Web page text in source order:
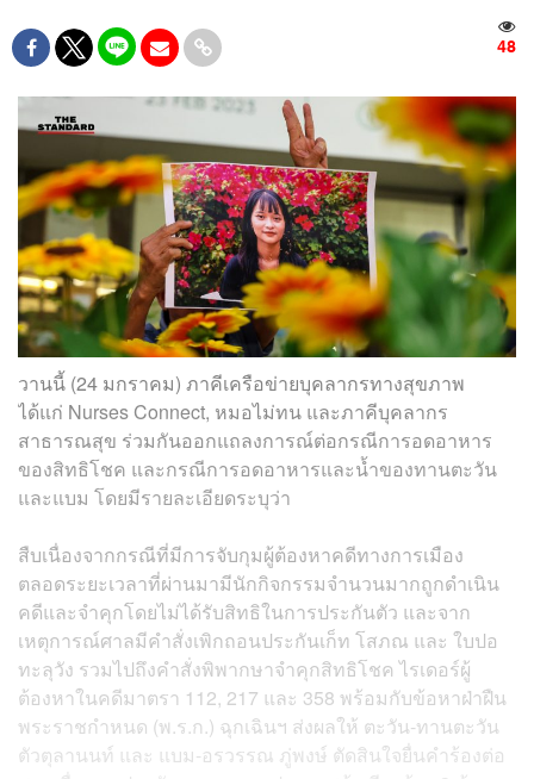
48
วานนี้ (24 มกราคม) ภาคีเครือข่ายบุคลากรทางสุขภาพ
ได้แก่ Nurses Connect, หมอไม่ทน และภาคีบุคลากร
สาธารณสุข ร่วมกันออกแถลงการณ์ต่อกรณีการอดอาหาร
ของสิทธิโชค และกรณีการอดอาหารและน้ำของทานตะวัน
และแบม โดยมีรายละเอียดระบุว่า
สืบเนื่องจากกรณีที่มีการจับกุมผู้ต้องหาคดีทางการเมือง
ตลอดระยะเวลาที่ผ่านมามีนักกิจกรรมจํานวนมากถูกดําเนิน
คดีและจําคุกโดยไม่ได้รับสิทธิในการประกันตัว และจาก
เหตุการณ์ศาลมีคําสั่งเพิกถอนประกันเก็ท โสภณ และ ใบปอ
ทะลุวัง รวมไปถึงคําสั่งพิพากษาจําคุกสิทธิโชค ไรเดอร์ผู้
ต้องหาในคดีมาตรา 112, 217 และ 358 พร้อมกับข้อหาฝ่าฝืน
พระราชกำหนด (พ.ร.ก.) ฉุกเฉินฯ ส่งผลให้ ตะวัน-ทานตะวัน
ตัวตุลานนท์ และ แบม-อรวรรณ ภู่พงษ์ ตัดสินใจยื่นคําร้องต่อ